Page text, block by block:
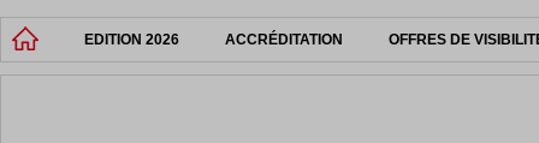
EDITION 2026 ACCRÉDITATION OFFRES DE